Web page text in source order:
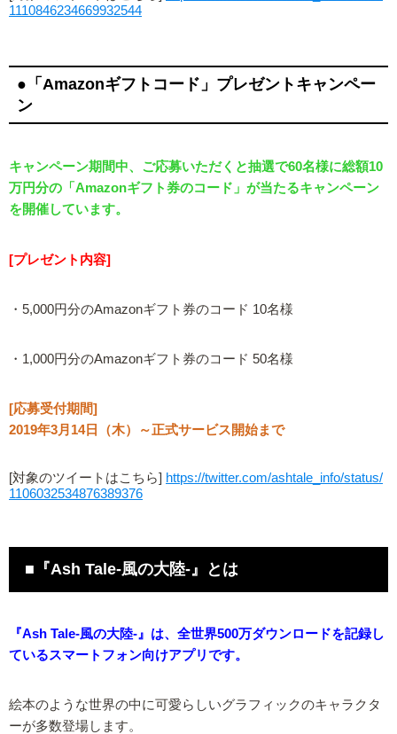
1110846234669932544
●「Amazonギフトコード」プレゼントキャンペー
ン
キャンペーン期間中、ご応募いただくと抽選で60名様に総額10
万円分の「Amazonギフト券のコード」が当たるキャンペーン
を開催しています。
[プレゼント内容]
・5,000円分のAmazonギフト券のコード 10名様
・1,000円分のAmazonギフト券のコード 50名様
[応募受付期間]
2019年3月14日（木）～正式サービス開始まで
[対象のツイートはこちら] https://twitter.com/ashtale_info/status/
1106032534876389376
■『Ash Tale-風の大陸-』とは
『Ash Tale-風の大陸-』は、全世界500万ダウンロードを記録し
ているスマートフォン向けアプリです。
絵本のような世界の中に可愛らしいグラフィックのキャラクタ
ーが多数登場します。